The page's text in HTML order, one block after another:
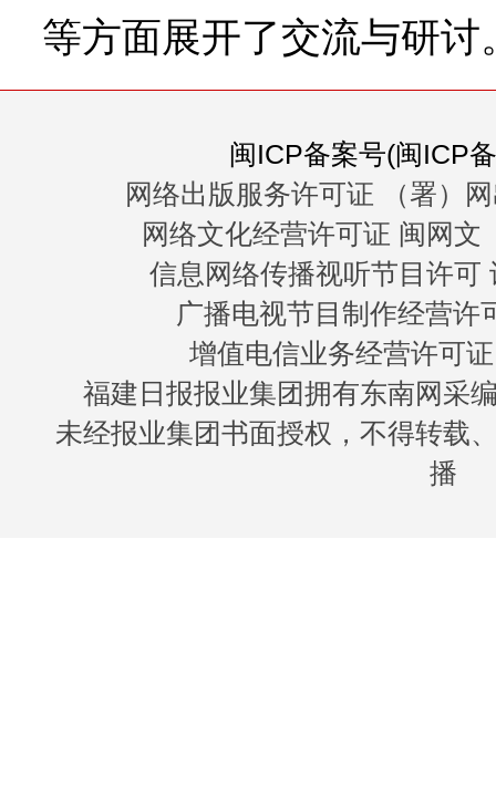
等方面展开了交流与研讨
闽ICP备案号(闽ICP
网络出版服务许可证 （署）
网络文化经营许可证 闽网文
信息网络传播视听节目许可
广播电视节目制作经营许
增值电信业务经营许可
福建日报报业集团拥有东南网采
未经报业集团书面授权，不得转载
播